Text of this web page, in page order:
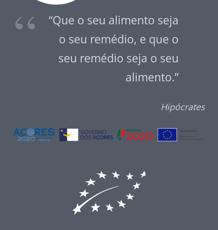
“Que o seu alimento seja
o seu remédio, e que o
seu remédio seja o seu
alimento.”
Hipócrates